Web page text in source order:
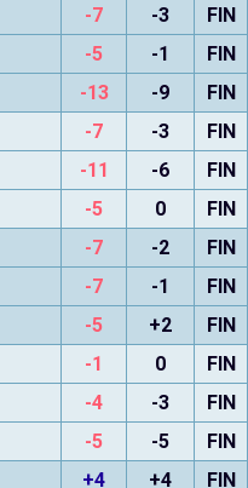
-7 -3
FIN
-5 -1
FIN
-13 -9 FIN
-7 -3
FIN
-11 -6
FIN
-5 0 FIN
-7 -2
FIN
-7 -1
FIN
-5 +2 FIN
-1 0
FIN
-4 -3
FIN
-5 -5 FIN
+4 +4 FIN